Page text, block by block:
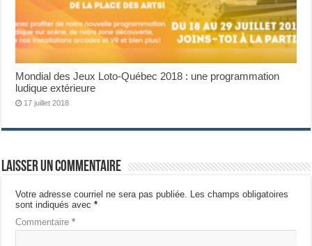
Mondial des Jeux Loto-Québec 2018 : une programmation
ludique extérieure
17 juillet 2018
Laisser un commentaire
Votre adresse courriel ne sera pas publiée. Les champs obligatoires
sont indiqués avec*
Commentaire*